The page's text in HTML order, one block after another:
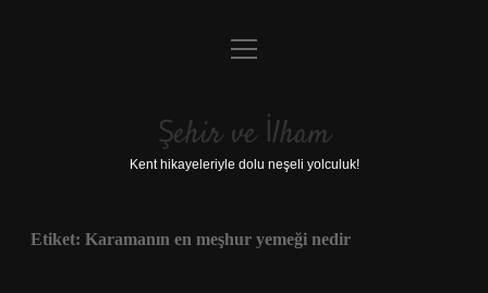
Anasayfa
Yasal Uyarı
menüyü
Şehir ve İlham
Kent hikayeleriyle dolu neşeli yolculuk!
Etiket: Karamanın en meşhur yemeği nedir